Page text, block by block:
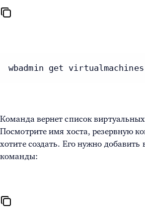
wbadmin get virtualmachines
Команда вернет список
Посмотрите имя хоста, резервную
хотите создать. Его нужно добавить
команды: